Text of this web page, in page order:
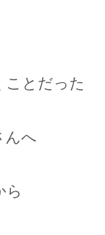
ことだった
んへ
ら